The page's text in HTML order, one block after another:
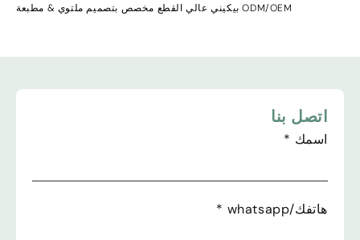
ODM/OEM بيكيني عالي القطع مخصص بتصميم ملتوي & مطبعة
اتصل بنا
اسمك *
هاتفك/whatsapp *